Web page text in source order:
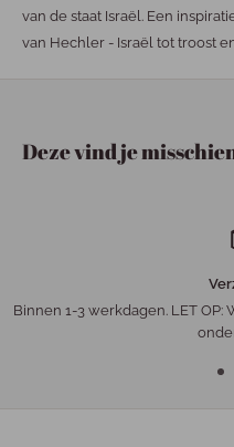
van de staat Israël. Een
van Hechler - Israël tot troost
Deze vind je
Binnen 1-3 werkdagen. LET